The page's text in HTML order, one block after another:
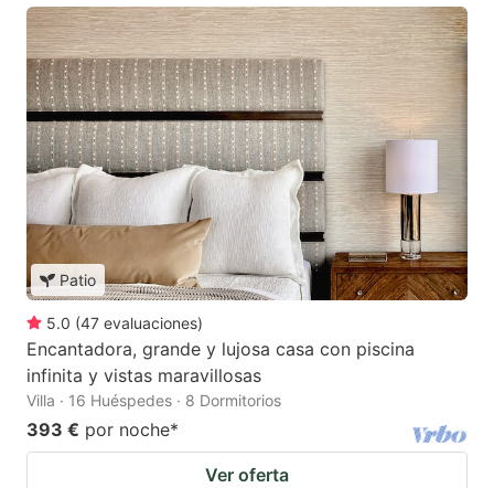
Patio
5.0 (47 evaluaciones)
Encantadora, grande y lujosa casa con piscina
infinita y vistas maravillosas
Villa · 16 Huéspedes · 8 Dormitorios
393 € por noche*
Ver oferta